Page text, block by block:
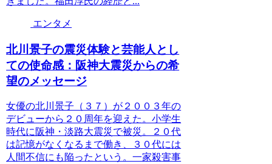
エンタメ
北川景子の震災体験と芸能人とし
ての使命感：阪神大震災からの希
望のメッセージ
女優の北川景子（３７）が２００３年の
デビューから２０周年を迎えた。小学生
時代に阪神・淡路大震災で被災。２０代
は記憶がなくなるまで働き、３０代には
人間不信にも陥ったという。一家殺害事